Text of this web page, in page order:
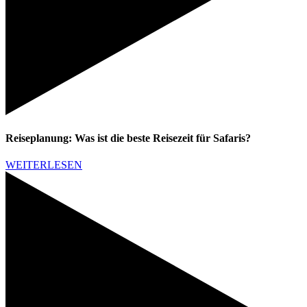
Reiseplanung: Was ist die beste Reisezeit für Safaris?
WEITERLESEN